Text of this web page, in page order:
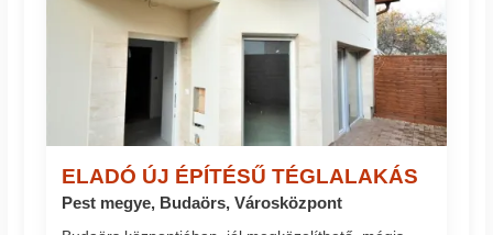
ELADÓ ÚJ ÉPÍTÉSŰ TÉGLALAKÁS
Pest megye, Budaörs, Városközpont